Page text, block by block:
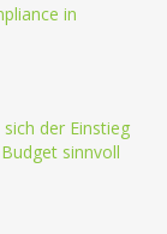
in
der Einstieg
sinnvoll